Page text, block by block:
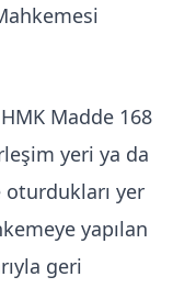
Madde 168
yeri ya da
yer
yapılan
geri